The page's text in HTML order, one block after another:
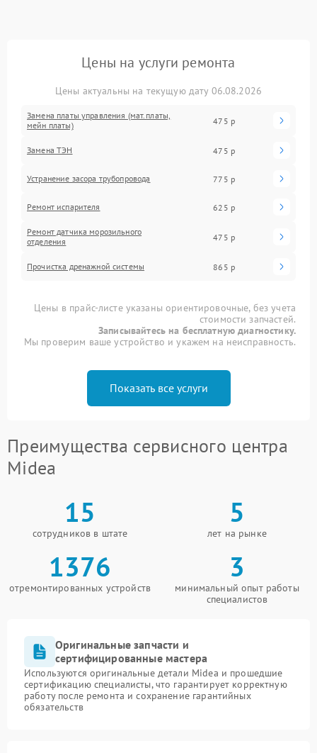
Цены на услуги ремонта
Цены актуальны на текущую дату 06.08.2026
Замена платы управления (мат.платы,
мейн платы)
475 р
Замена ТЭН 475 р
Устранение засора трубопровода 775 р
Ремонт испарителя 625 р
Ремонт датчика морозильного
отделения
475 р
Прочистка дренажной системы 865 р
Цены в прайс-листе указаны ориентировочные, без учета
стоимости запчастей.
Записывайтесь на бесплатную диагностику.
Мы проверим ваше устройство и укажем на неисправность.
Показать все услуги
Преимущества сервисного центра
Midea
15
сотрудников в штате
5
лет на рынке
1376
отремонтированных устройств
3
минимальный опыт работы
специалистов
Оригинальные запчасти и
сертифицированные мастера
Используются оригинальные детали Midea и прошедшие
сертификацию специалисты, что гарантирует корректную
работу после ремонта и сохранение гарантийных
обязательств